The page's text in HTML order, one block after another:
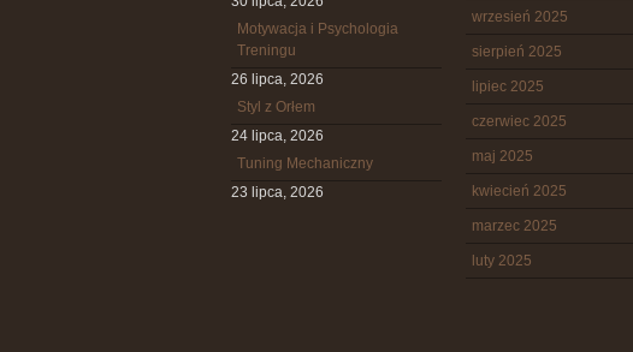
Motywacja i Psychologia
Treningu
26 lipca, 2026
Styl z Orłem
24 lipca, 2026
Tuning Mechaniczny
23 lipca, 2026
wrzesień 2025
sierpień 2025
lipiec 2025
czerwiec 2025
maj 2025
kwiecień 2025
marzec 2025
luty 2025